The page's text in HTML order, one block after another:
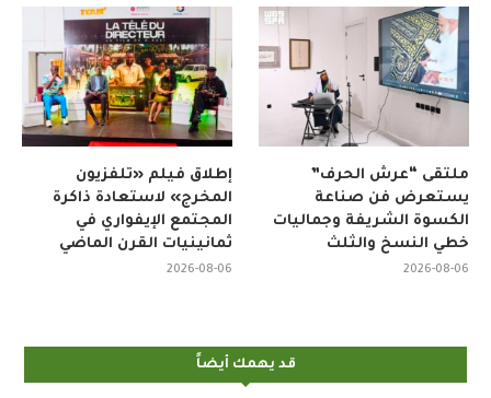
إطلاق فيلم «تلفزيون
المخرج» لاستعادة ذاكرة
المجتمع الإيفواري في
ثمانينيات القرن الماضي
2026-08-06
ملتقى “عرش الحرف”
يستعرض فن صناعة
الكسوة الشريفة وجماليات
خطي النسخ والثلث
2026-08-06
قد يهمك أيضاً